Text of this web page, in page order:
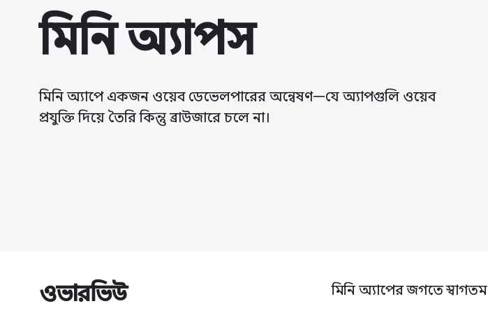
মিনি অ্যাপস
মিনি অ্যাপে একজন ওয়েব ডেভেলপারের অন্বেষণ—যে অ্যাপগুলি ওয়েব
প্রযুক্তি দিয়ে তৈরি কিন্তু ব্রাউজারে চলে না।
ওভারভিউ মিনি অ্যাপের জগতে স্বাগতম